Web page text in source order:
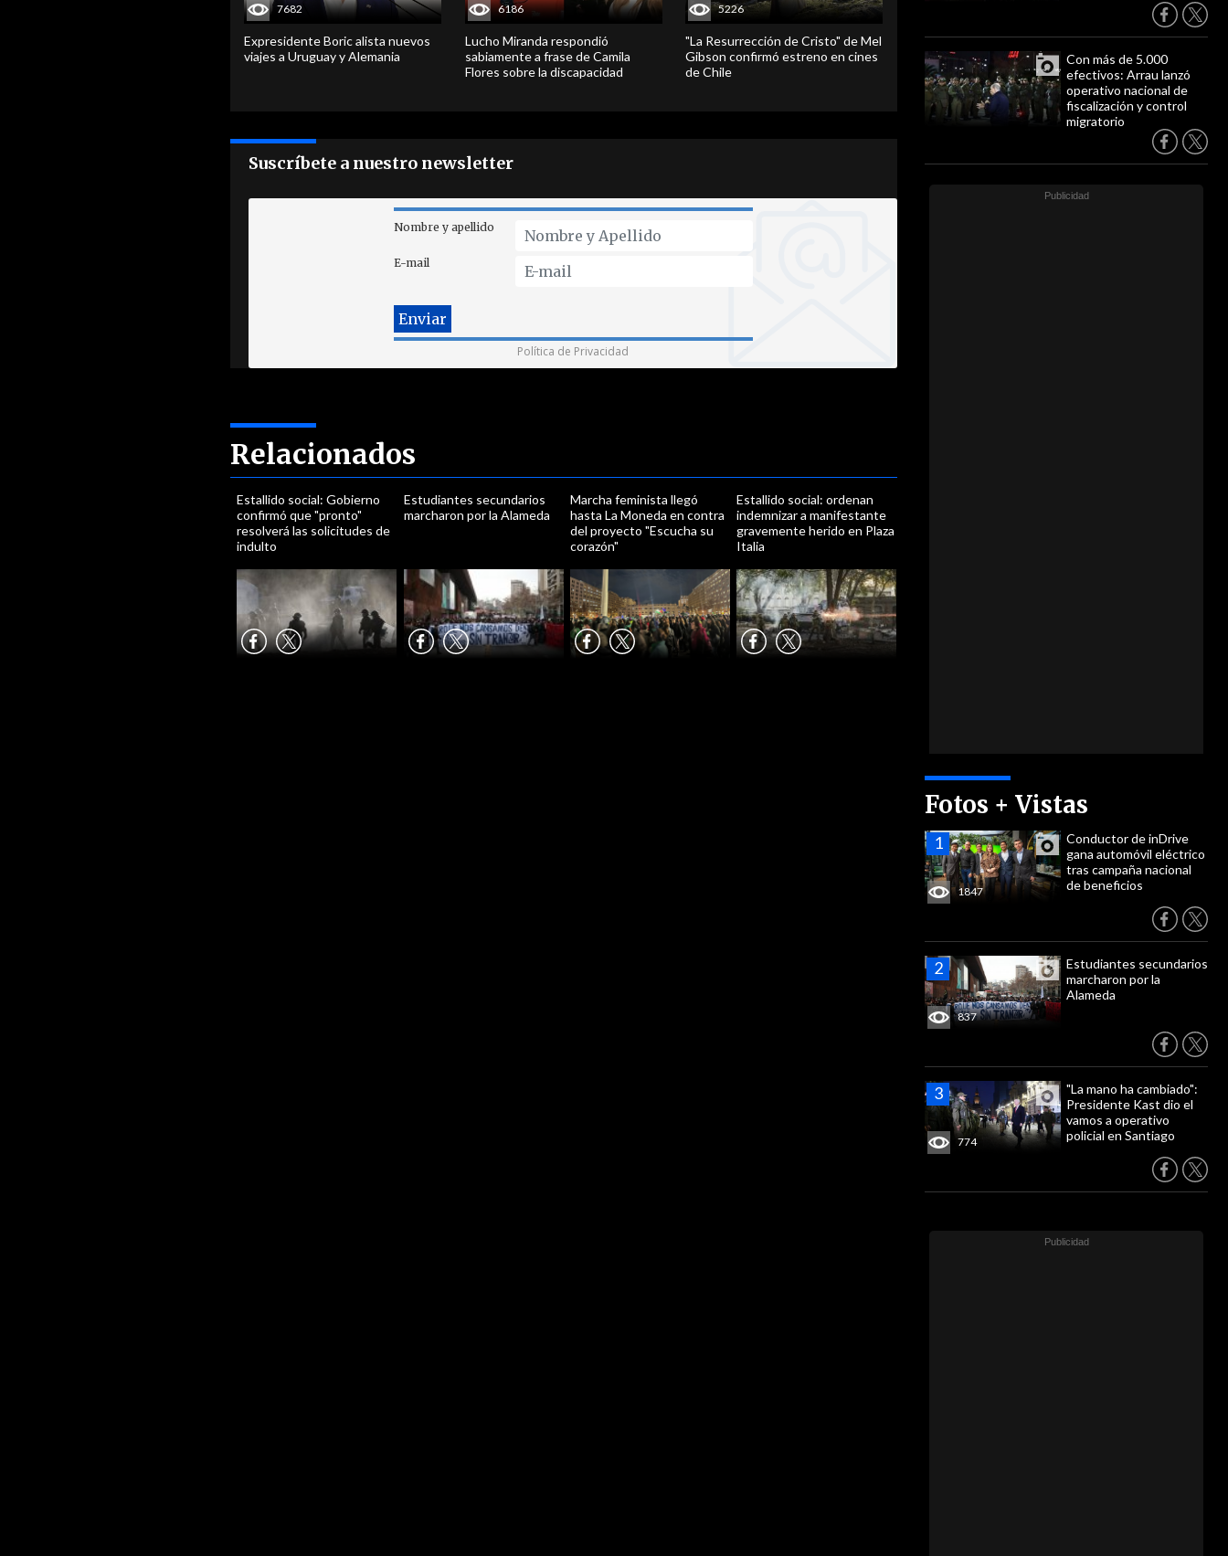
Con más de 5.000
efectivos: Arrau lanzó
operativo nacional de
fiscalización y control
migratorio
Fotos + Vistas
1847
Conductor de inDrive
gana automóvil eléctrico
tras campaña nacional
de beneficios
837
Estudiantes secundarios
marcharon por la
Alameda
774
"La mano ha cambiado":
Presidente Kast dio el
vamos a operativo
policial en Santiago
7682
Expresidente Boric alista nuevos
viajes a Uruguay y Alemania
6186
Lucho Miranda respondió
sabiamente a frase de Camila
Flores sobre la discapacidad
5226
"La Resurrección de Cristo" de Mel
Gibson confirmó estreno en cines
de Chile
Suscríbete a nuestro newsletter
Nombre y apellido
E-mail
Política de Privacidad
Relacionados
Estallido social: Gobierno
confirmó que "pronto"
resolverá las solicitudes de
indulto
Estudiantes secundarios
marcharon por la Alameda
Marcha feminista llegó
hasta La Moneda en contra
del proyecto "Escucha su
corazón"
Estallido social: ordenan
indemnizar a manifestante
gravemente herido en Plaza
Italia